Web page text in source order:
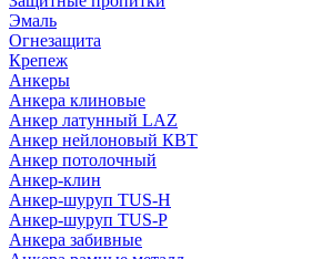
Эмаль
Огнезащита
Крепеж
Анкеры
Анкера клиновые
Анкер латунный LAZ
Анкер нейлоновый КВТ
Анкер потолочный
Анкер-клин
Анкер-шуруп TUS-H
Анкер-шуруп TUS-P
Анкера забивные